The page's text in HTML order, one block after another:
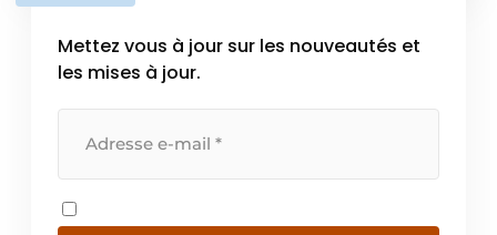
Mettez vous à jour sur les nouveautés et
les mises à jour.